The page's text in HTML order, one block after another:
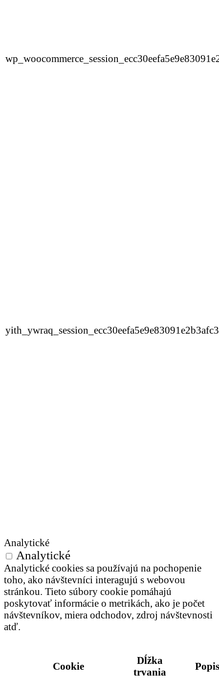
Analytické
Analytické
Analytické cookies sa používajú na pochopenie
toho, ako návštevníci interagujú s webovou
stránkou. Tieto súbory cookie pomáhajú
poskytovať informácie o metrikách, ako je počet
návštevníkov, miera odchodov, zdroj návštevnosti
atď.
Cookie
Dĺžka
trvania
Popis